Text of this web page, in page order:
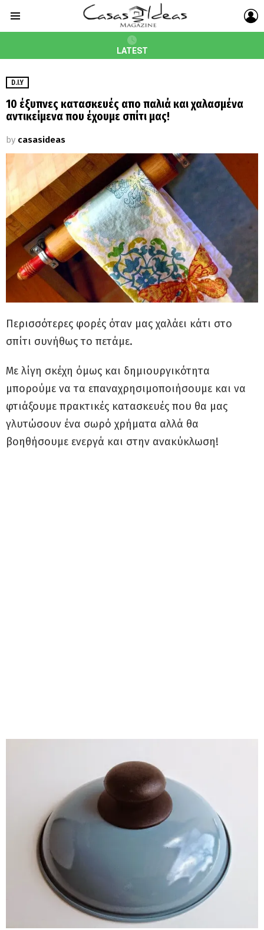
LATEST
D.I.Y
10 έξυπνες κατασκευές απο παλιά και χαλασμένα
αντικείμενα που έχουμε σπίτι μας!
by casasideas
Περισσότερες φορές όταν μας χαλάει κάτι στο
σπίτι συνήθως το πετάμε.
Με λίγη σκέχη όμως και δημιουργικότητα
μπορούμε να τα επαναχρησιμοποιήσουμε και να
φτιάξουμε πρακτικές κατασκευές που θα μας
γλυτώσουν ένα σωρό χρήματα αλλά θα
βοηθήσουμε ενεργά και στην ανακύκλωση!